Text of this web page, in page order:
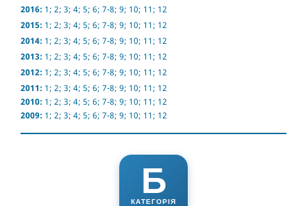
2016: 1; 2; 3; 4; 5; 6; 7-8; 9; 10; 11; 12
2015: 1; 2; 3; 4; 5; 6; 7-8; 9; 10; 11; 12
2014: 1; 2; 3; 4; 5; 6; 7-8; 9; 10; 11; 12
2013: 1; 2; 3; 4; 5; 6; 7-8; 9; 10; 11; 12
2012: 1; 2; 3; 4; 5; 6; 7-8; 9; 10; 11; 12
2011: 1; 2; 3; 4; 5; 6; 7-8; 9; 10; 11; 12
2010: 1; 2; 3; 4; 5; 6; 7-8; 9; 10; 11; 12
2009: 1; 2; 3; 4; 5; 6; 7-8; 9; 10; 11; 12
Б
КАТЕГОРІЯ